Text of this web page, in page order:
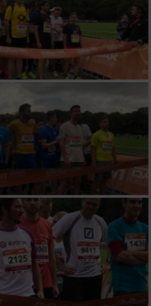
für personalisierte
zur Auswahl
zur Personalisierung
zur Auswahl
von Inhalten
durch Statistiken
von Daten aus
der Angebote
Daten zur Auswahl